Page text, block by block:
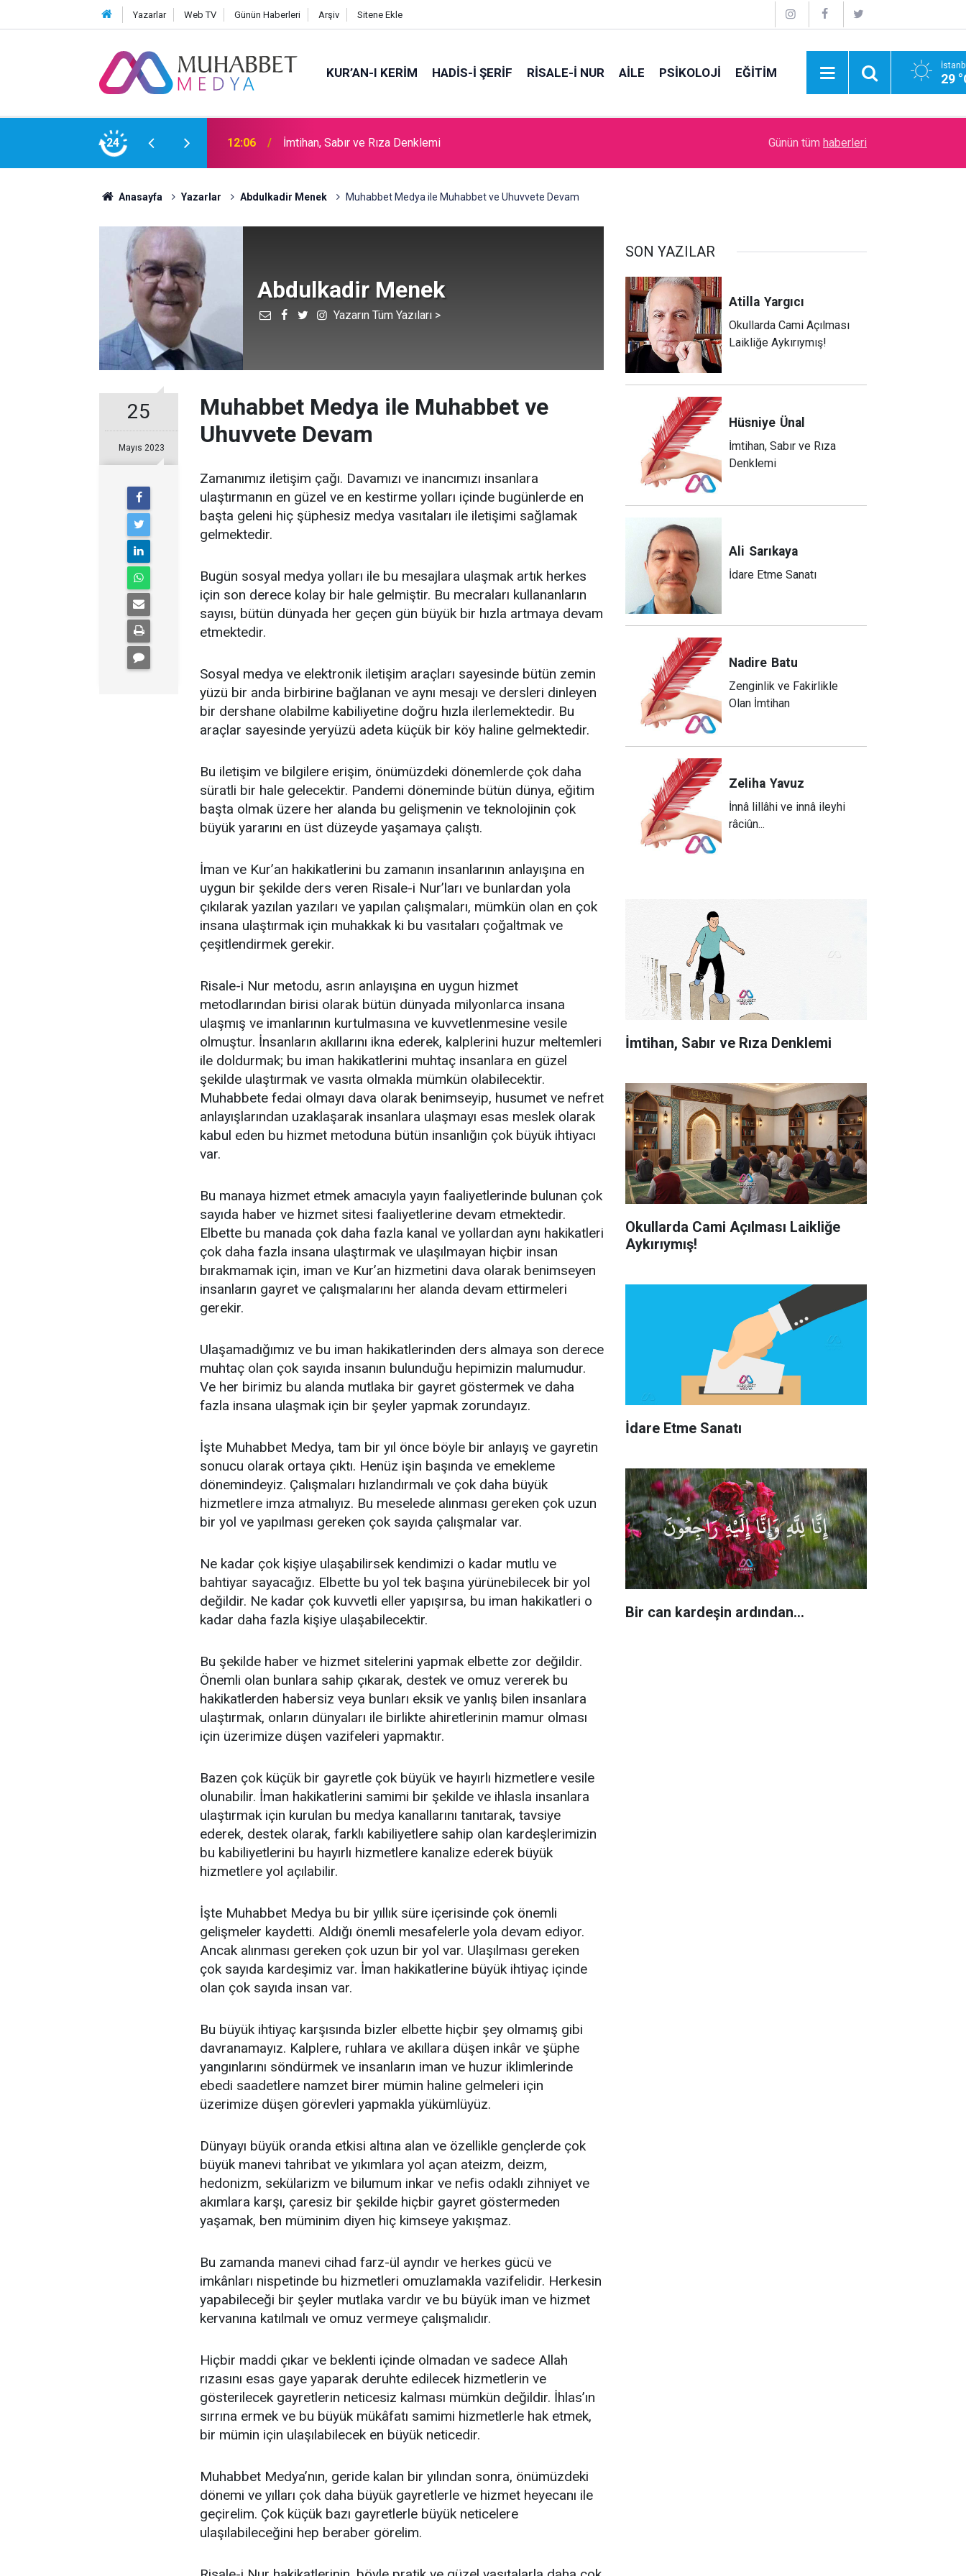
Yazarlar Web TV Günün Haberleri Arşiv Sitene Ekle
KUR’AN-I KERİM HADİS-İ ŞERİF RİSALE-İ NUR AİLE PSİKOLOJİ EĞİTİM 29
24 15:30 Okullarda Cami Açılması Laikliğe Aykırıymış! İdare Etme Sanatı
Günün tüm haberleri
Anasayfa Yazarlar Abdulkadir Menek Muhabbet Medya ile Muhabbet ve Uhuvvete Devam
Abdulkadir Menek
Yazarın Tüm Yazıları >
25
Mayıs 2023
Muhabbet Medya ile Muhabbet ve
Uhuvvete Devam
Zamanımız iletişim çağı. Davamızı ve inancımızı insanlara
ulaştırmanın en güzel ve en kestirme yolları içinde bugünlerde en
başta geleni hiç şüphesiz medya vasıtaları ile iletişimi sağlamak
gelmektedir.
Bugün sosyal medya yolları ile bu mesajlara ulaşmak artık herkes
için son derece kolay bir hale gelmiştir. Bu mecraları kullananların
sayısı, bütün dünyada her geçen gün büyük bir hızla artmaya devam
etmektedir.
Sosyal medya ve elektronik iletişim araçları sayesinde bütün zemin
yüzü bir anda birbirine bağlanan ve aynı mesajı ve dersleri dinleyen
bir dershane olabilme kabiliyetine doğru hızla ilerlemektedir. Bu
araçlar sayesinde yeryüzü adeta küçük bir köy haline gelmektedir.
Bu iletişim ve bilgilere erişim, önümüzdeki dönemlerde çok daha
süratli bir hale gelecektir. Pandemi döneminde bütün dünya, eğitim
başta olmak üzere her alanda bu gelişmenin ve teknolojinin çok
büyük yararını en üst düzeyde yaşamaya çalıştı.
İman ve Kur’an hakikatlerini bu zamanın insanlarının anlayışına en
uygun bir şekilde ders veren Risale-i Nur’ları ve bunlardan yola
çıkılarak yazılan yazıları ve yapılan çalışmaları, mümkün olan en çok
insana ulaştırmak için muhakkak ki bu vasıtaları çoğaltmak ve
çeşitlendirmek gerekir.
Risale-i Nur metodu, asrın anlayışına en uygun hizmet
metodlarından birisi olarak bütün dünyada milyonlarca insana
ulaşmış ve imanlarının kurtulmasına ve kuvvetlenmesine vesile
olmuştur. İnsanların akıllarını ikna ederek, kalplerini huzur meltemleri
ile doldurmak; bu iman hakikatlerini muhtaç insanlara en güzel
şekilde ulaştırmak ve vasıta olmakla mümkün olabilecektir.
Muhabbete fedai olmayı dava olarak benimseyip, husumet ve nefret
anlayışlarından uzaklaşarak insanlara ulaşmayı esas meslek olarak
kabul eden bu hizmet metoduna bütün insanlığın çok büyük ihtiyacı
var.
Bu manaya hizmet etmek amacıyla yayın faaliyetlerinde bulunan çok
sayıda haber ve hizmet sitesi faaliyetlerine devam etmektedir.
Elbette bu manada çok daha fazla kanal ve yollardan aynı hakikatleri
çok daha fazla insana ulaştırmak ve ulaşılmayan hiçbir insan
bırakmamak için, iman ve Kur’an hizmetini dava olarak benimseyen
insanların gayret ve çalışmalarını her alanda devam ettirmeleri
gerekir.
Ulaşamadığımız ve bu iman hakikatlerinden ders almaya son derece
muhtaç olan çok sayıda insanın bulunduğu hepimizin malumudur.
Ve her birimiz bu alanda mutlaka bir gayret göstermek ve daha
fazla insana ulaşmak için bir şeyler yapmak zorundayız.
İşte Muhabbet Medya, tam bir yıl önce böyle bir anlayış ve gayretin
sonucu olarak ortaya çıktı. Henüz işin başında ve emekleme
dönemindeyiz. Çalışmaları hızlandırmalı ve çok daha büyük
hizmetlere imza atmalıyız. Bu meselede alınması gereken çok uzun
bir yol ve yapılması gereken çok sayıda çalışmalar var.
Ne kadar çok kişiye ulaşabilirsek kendimizi o kadar mutlu ve
bahtiyar sayacağız. Elbette bu yol tek başına yürünebilecek bir yol
değildir. Ne kadar çok kuvvetli eller yapışırsa, bu iman hakikatleri o
kadar daha fazla kişiye ulaşabilecektir.
Bu şekilde haber ve hizmet sitelerini yapmak elbette zor değildir.
Önemli olan bunlara sahip çıkarak, destek ve omuz vererek bu
hakikatlerden habersiz veya bunları eksik ve yanlış bilen insanlara
ulaştırmak, onların dünyaları ile birlikte ahiretlerinin mamur olması
için üzerimize düşen vazifeleri yapmaktır.
Bazen çok küçük bir gayretle çok büyük ve hayırlı hizmetlere vesile
olunabilir. İman hakikatlerini samimi bir şekilde ve ihlasla insanlara
ulaştırmak için kurulan bu medya kanallarını tanıtarak, tavsiye
ederek, destek olarak, farklı kabiliyetlere sahip olan kardeşlerimizin
bu kabiliyetlerini bu hayırlı hizmetlere kanalize ederek büyük
hizmetlere yol açılabilir.
İşte Muhabbet Medya bu bir yıllık süre içerisinde çok önemli
gelişmeler kaydetti. Aldığı önemli mesafelerle yola devam ediyor.
Ancak alınması gereken çok uzun bir yol var. Ulaşılması gereken
çok sayıda kardeşimiz var. İman hakikatlerine büyük ihtiyaç içinde
olan çok sayıda insan var.
Bu büyük ihtiyaç karşısında bizler elbette hiçbir şey olmamış gibi
davranamayız. Kalplere, ruhlara ve akıllara düşen inkâr ve şüphe
yangınlarını söndürmek ve insanların iman ve huzur iklimlerinde
ebedi saadetlere namzet birer mümin haline gelmeleri için
üzerimize düşen görevleri yapmakla yükümlüyüz.
Dünyayı büyük oranda etkisi altına alan ve özellikle gençlerde çok
büyük manevi tahribat ve yıkımlara yol açan ateizm, deizm,
hedonizm, sekülarizm ve bilumum inkar ve nefis odaklı zihniyet ve
akımlara karşı, çaresiz bir şekilde hiçbir gayret göstermeden
yaşamak, ben müminim diyen hiç kimseye yakışmaz.
Bu zamanda manevi cihad farz-ül ayndır ve herkes gücü ve
imkânları nispetinde bu hizmetleri omuzlamakla vazifelidir. Herkesin
yapabileceği bir şeyler mutlaka vardır ve bu büyük iman ve hizmet
kervanına katılmalı ve omuz vermeye çalışmalıdır.
Hiçbir maddi çıkar ve beklenti içinde olmadan ve sadece Allah
rızasını esas gaye yaparak deruhte edilecek hizmetlerin ve
gösterilecek gayretlerin neticesiz kalması mümkün değildir. İhlas’ın
sırrına ermek ve bu büyük mükâfatı samimi hizmetlerle hak etmek,
bir mümin için ulaşılabilecek en büyük neticedir.
Muhabbet Medya’nın, geride kalan bir yılından sonra, önümüzdeki
dönemi ve yılları çok daha büyük gayretlerle ve hizmet heyecanı ile
geçirelim. Çok küçük bazı gayretlerle büyük neticelere
ulaşılabileceğini hep beraber görelim.
SON YAZILAR
Atilla Yargıcı
Okullarda Cami Açılması
Laikliğe Aykırıymış!
Hüsniye Ünal
İmtihan, Sabır ve Rıza
Denklemi
Ali Sarıkaya
İdare Etme Sanatı
Nadire Batu
Zenginlik ve Fakirlikle
Olan İmtihan
Zeliha Yavuz
​İnnâ lillâhi ve innâ ileyhi
râciûn...
İmtihan, Sabır ve Rıza Denklemi
Okullarda Cami Açılması Laikliğe
Aykırıymış!
İdare Etme Sanatı
Bir can kardeşin ardından…